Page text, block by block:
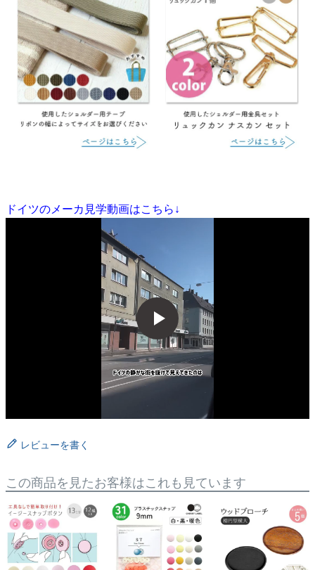
ドイツのメーカ見学動画はこちら↓
レビューを書く
この商品を見たお客様はこれも見ています